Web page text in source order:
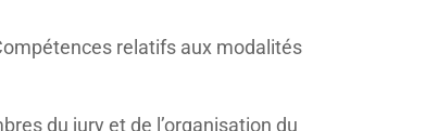
relatifs aux modalités
du jury et de l’organisation du